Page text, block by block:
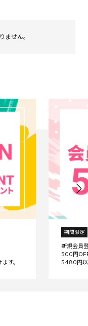
ません。
期間限定
新規会員
500円